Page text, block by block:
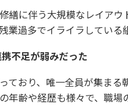
繕に伴う⼤規模なレイア
業過多でイライラしている
不足が弱みだった
ており、唯⼀全員が集ま
年齢や経歴も様々で、職場